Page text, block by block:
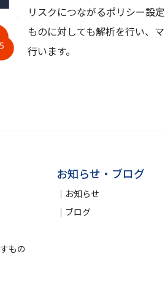
リスクにつながるポリシー設
ものに対しても解析を行い、
行います。
もの
お知らせ・ブログ
お知らせ
ブログ